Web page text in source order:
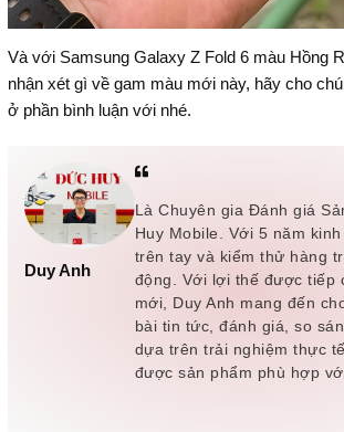
Và với Samsung Galaxy Z Fold 6 màu Hồng
nhận xét gì về gam màu mới này, hãy cho
ở phần bình luận với nhé.
Duy Anh
Là Chuyên gia Đánh giá
Huy Mobile. Với 5 năm
trên tay và kiểm thử hàng
động. Với lợi thế được tiếp
mới, Duy Anh mang đến
bài tin tức, đánh giá, so
dựa trên trải nghiệm thực
được sản phẩm phù hợp